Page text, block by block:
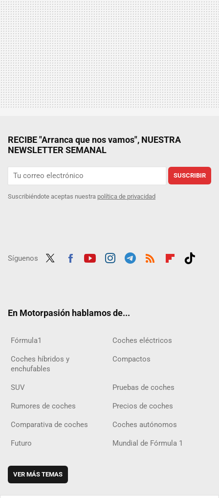
RECIBE "Arranca que nos vamos", NUESTRA
NEWSLETTER SEMANAL
SUSCRIBIR
Suscribiéndote aceptas nuestra política de privacidad
Síguenos
En Motorpasión hablamos de...
Fórmula1 Coches eléctricos
Coches híbridos y
enchufables
Compactos
SUV Pruebas de coches
Rumores de coches Precios de coches
Comparativa de coches Coches autónomos
Futuro Mundial de Fórmula 1
VER MÁS TEMAS